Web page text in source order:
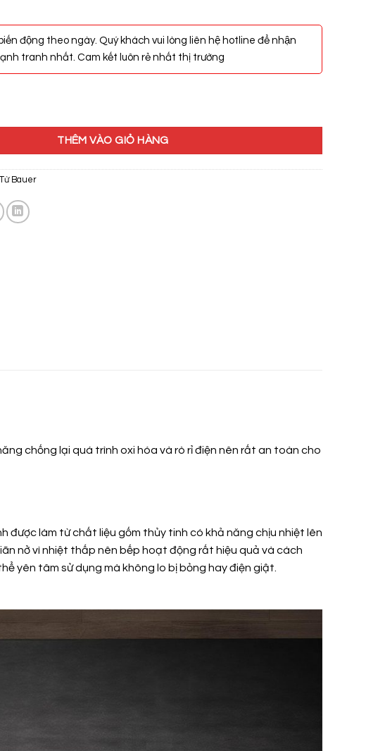
động theo ngày. Quý khách vui lòng liên hệ hotline để nhận
tranh nhất. Cam kết luôn rẻ nhất thị trường
THÊM VÀO GIỎ HÀNG
Bauer
chống lại quá trình oxi hóa và rò rỉ điện nên rất an toàn cho
được làm từ chất liệu gốm thủy tinh có khả năng chịu nhiệt lên
nở vì nhiệt thấp nên bếp hoạt động rất hiệu quả và cách
yên tâm sử dụng mà không lo bị bỏng hay điện giật.